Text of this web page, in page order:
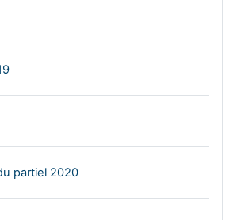
Test
partiel 2020